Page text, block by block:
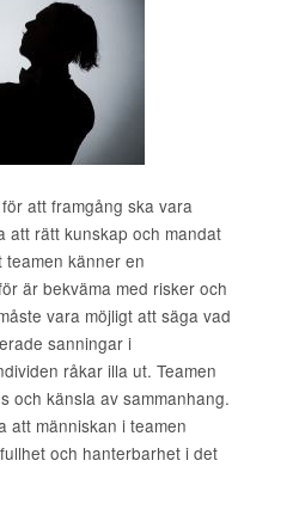
att framgång ska vara
att rätt kunskap och mandat
känner en
är bekväma med risker och
vara möjligt att säga vad
sanningar i
råkar illa ut. Teamen
och känsla av sammanhang.
att människan i teamen
och hanterbarhet i det